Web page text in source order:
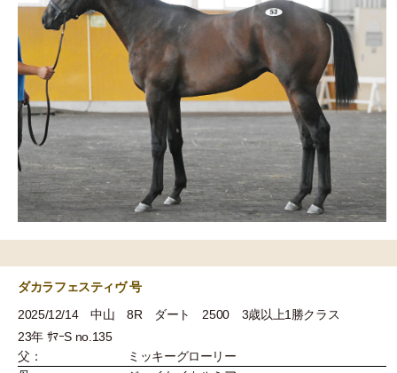
ダカラフェスティヴ 号
2025/12/14 中山 8R ダート 2500 3歳以上1勝クラス
23年 ｻﾏｰS no.135
父：
ミッキーグローリー